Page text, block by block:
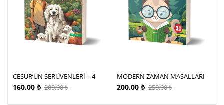
CESUR’UN SERÜVENLERİ – 4
200.00₺
160.00 ₺
MODERN ZAMAN MASALLARI
250.00₺
200.00 ₺